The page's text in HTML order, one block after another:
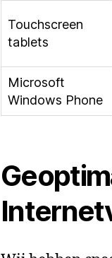
Touchscreen
tablets
Microsoft
Windows Phone